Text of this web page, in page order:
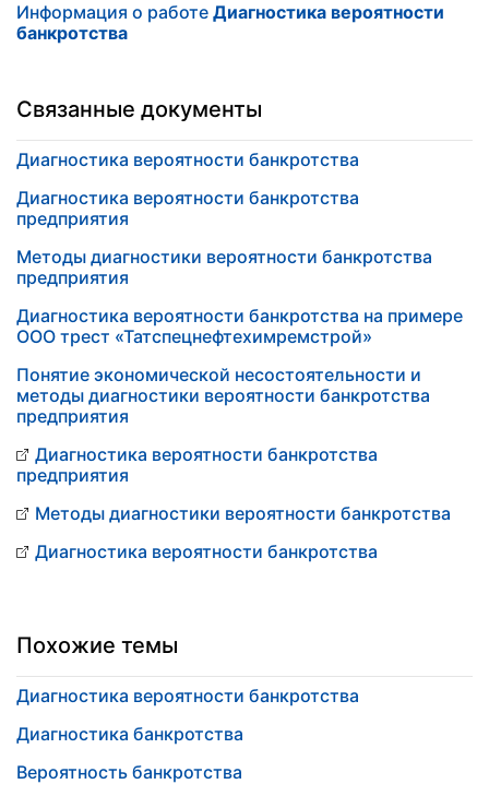
Информация о работе Диагностика вероятности
банкротства
Связанные документы
Диагностика вероятности банкротства
Диагностика вероятности банкротства
предприятия
Методы диагностики вероятности банкротства
предприятия
Диагностика вероятности банкротства на примере
ООО трест «Татспецнефтехимремстрой»
Понятие экономической несостоятельности и
методы диагностики вероятности банкротства
предприятия
Диагностика вероятности банкротства
предприятия
Методы диагностики вероятности банкротства
Диагностика вероятности банкротства
Похожие темы
Диагностика вероятности банкротства
Диагностика банкротства
Вероятность банкротства